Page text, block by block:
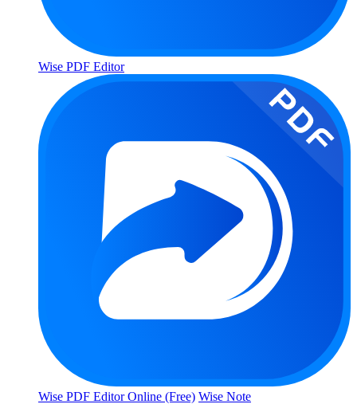
Wise PDF Editor
Wise PDF Editor Online (Free) Wise Note